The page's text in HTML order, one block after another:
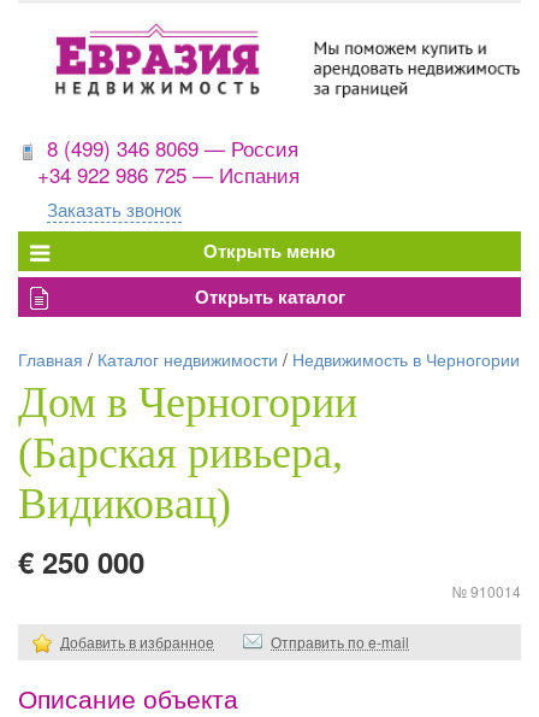
8 (499) 346 8069 — Россия
+34 922 986 725 — Испания
Заказать звонок
Главная / Каталог недвижимости / Недвижимость в Черногории
Дом в Черногории
(Барская ривьера,
Видиковац)
€ 250 000
№ 910014
Добавить в избранное Отправить по e-mail
Описание объекта